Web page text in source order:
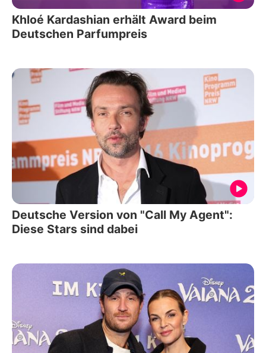
Khloé Kardashian erhält Award beim
Deutschen Parfumpreis
Deutsche Version von "Call My Agent":
Diese Stars sind dabei